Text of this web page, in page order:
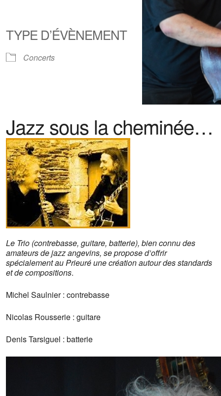
TYPE D’ÉVÈNEMENT
Concerts
Jazz sous la cheminée…
Le Trio (contrebasse, guitare, batterie), bien connu des
amateurs de jazz angevins, se propose d’offrir
spécialement au Prieuré une création autour des standards
et de compositions.
Michel Saulnier : contrebasse
Nicolas Rousserie : guitare
Denis Tarsiguel : batterie